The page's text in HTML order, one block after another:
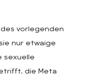
vorlegenden
nur etwaige
sexuelle
die Meta